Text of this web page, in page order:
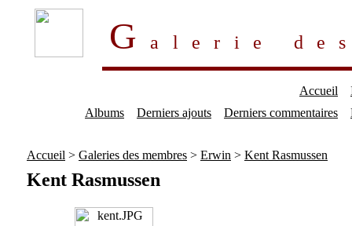
Galerie
Accueil
Albums
Derniers ajouts Derniers commentaires
Accueil > Galeries des membres > Erwin > Kent Rasmussen
Kent Rasmussen